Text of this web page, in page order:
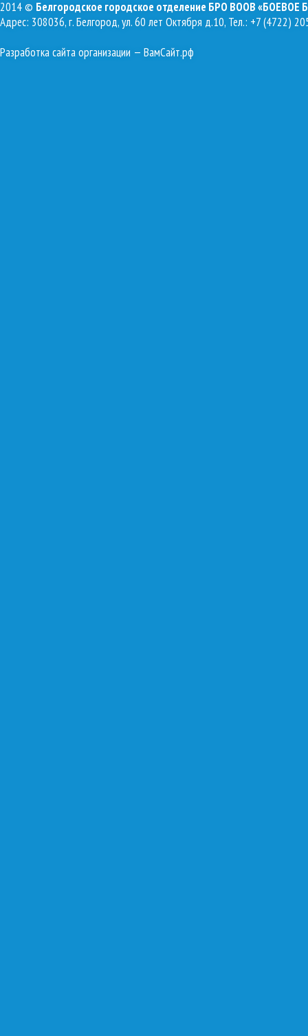
2014 © Белгородское городское отделение БРО ВООВ «БОЕВОЕ
Адрес: 308036, г. Белгород, ул. 60 лет Октября д.10, Тел.: +7 (4722)
Разработка сайта организации — ВамСайт.рф